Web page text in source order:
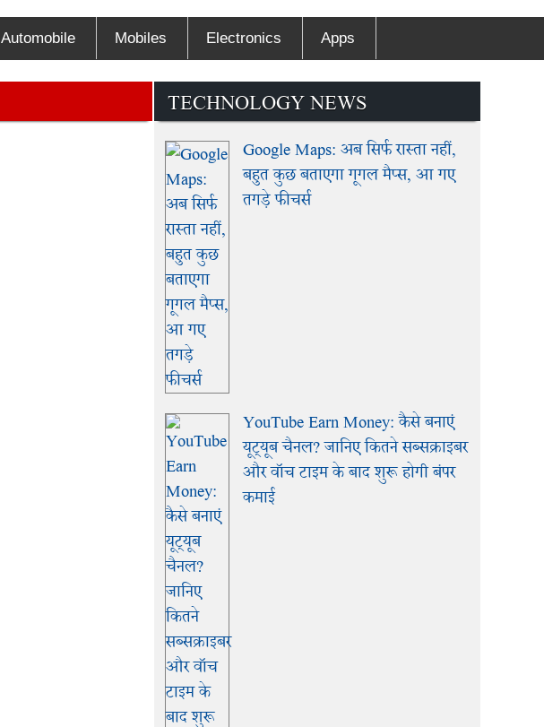
Automobile Mobiles Electronics Apps
TECHNOLOGY NEWS
Google Maps: अब सिर्फ रास्ता नहीं,
बहुत कुछ बताएगा गूगल मैप्स, आ गए
तगड़े फीचर्स
YouTube Earn Money: कैसे बनाएं
यूट्यूब चैनल? जानिए कितने सब्सक्राइबर
और वॉच टाइम के बाद शुरू होगी बंपर
कमाई